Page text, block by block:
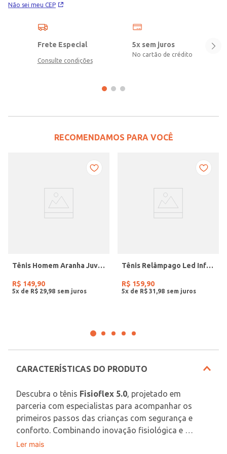
Não sei meu CEP
Frete Especial
Consulte condições
5x sem juros
No cartão de crédito
RECOMENDAMOS PARA VOCÊ
Tênis Homem Aranha Juvenil Para Menino - BRANCO/BEGE/VERMELHO
R$ 149,90
5x de R$ 29 98
Tênis Relâmpago Led Infantil Para Bebê Menino - PRETO/VERMELHO
R$ 159,90
5x de R$ 31 98
CARACTERÍSTICAS DO PRODUTO
Descubra o tênis Fisioflex 5.0 , projetado em
parceria com especialistas para acompanhar os
primeiros passos das crianças com segurança e
conforto. Combinando inovação fisiológica e
design moderno, este calçado é a escolha ideal para
Diferenciais do Produto:
Ler mais